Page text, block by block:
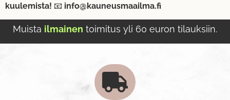
kuulemista! 📧 info@kauneusmaailma.fi
Muista ilmainen toimitus yli 60 euron tilauksiin.